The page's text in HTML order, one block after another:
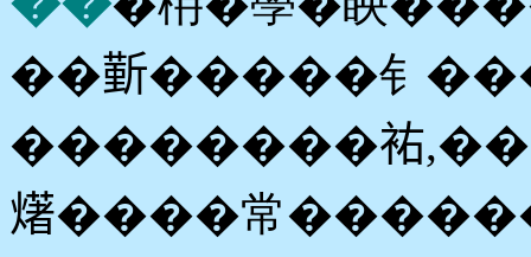
��𣂼�����钅
𤏸����常